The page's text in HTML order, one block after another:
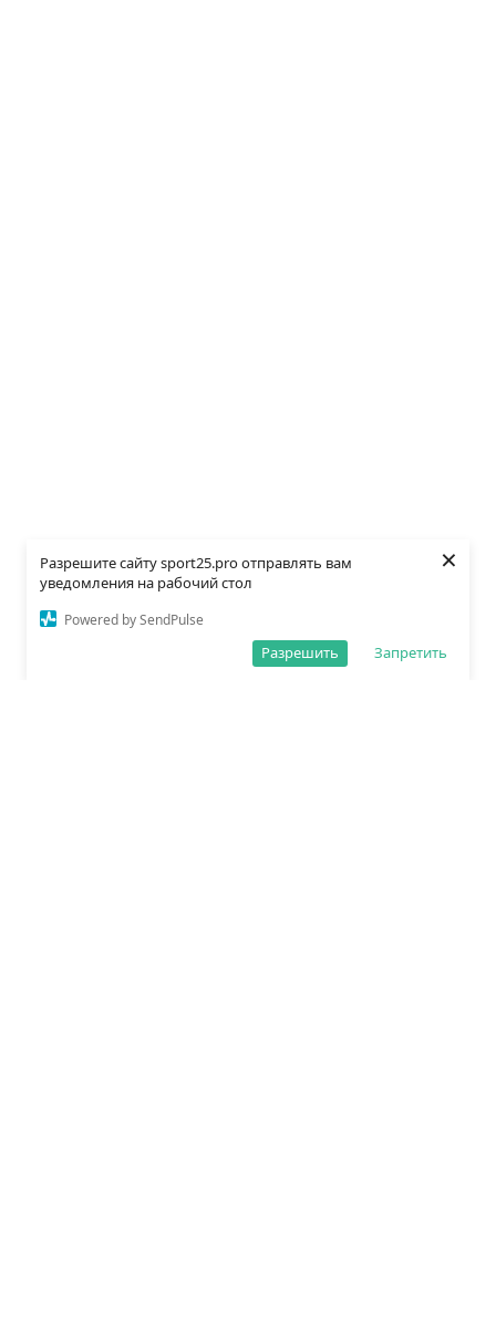
Разрешите сайту sport25.pro отправлять вам
уведомления на рабочий стол
Powered by SendPulse
Запретить
Разрешить
×